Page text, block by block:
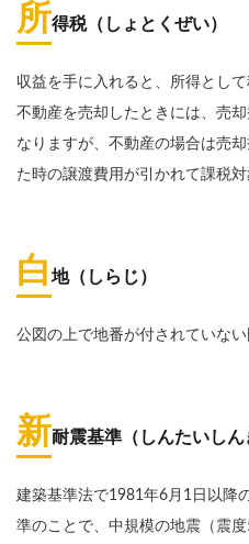
所得税（しょとくぜい）
収益を手に入れると、所得とし
不動産を売却したときには、売
なりますが、不動産の場合は売
た時の譲渡費用が引かれて課税対
白 地（しらじ）
公図の上で地番が付されていな
新耐震基準（しんたいしん
建築基準法で1981年6月1日以降
準のことで、中規模の地震（震